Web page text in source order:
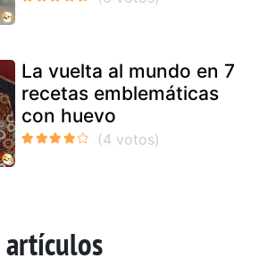
La vuelta al mundo en 7
recetas emblemáticas
con huevo